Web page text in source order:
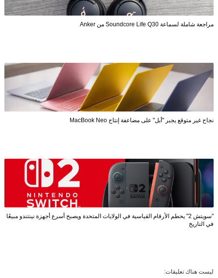
مراجعة شاملة لسماعة Soundcore Life Q30 من Anker
نجاح غير متوقع يجبر "أبل" على مضاعفة إنتاج MacBook Neo
"سويتش 2" يحطم الأرقام القياسية في الولايات المتحدة ويصبح أسرع أجهزة نينتندو مبيعًا
في التاريخ
ليست هناك تعليقات: